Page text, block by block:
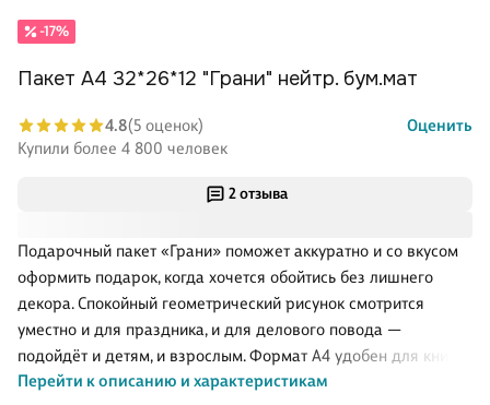
2 отзыва
Подарочный пакет «Грани» поможет аккуратно и со вкусом
оформить подарок, когда хочется обойтись без лишнего
декора. Спокойный геометрический рисунок смотрится
уместно и для праздника, и для делового повода —
подойдёт и детям, и взрослым. Формат А4 удобен для книг,
альбомов, тетрадей, сертификатов и документов. Матовая
Перейти к описанию и характеристикам
-17%
Пакет А4 32*26*12 "Грани" нейтр. бум.мат
4.8(5 оценок)
Оценить
Купили более 4 800 человек